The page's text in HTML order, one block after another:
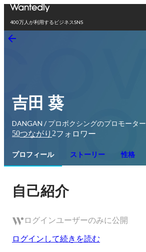
400万人が利用するビジネスSNS
吉田 葵
DANGAN / プロボクシングのプロモーター
50つながり 2フォロワー
プロフィール ストーリー 性格
自己紹介
ログインユーザーのみに公開
ログインして続きを読む